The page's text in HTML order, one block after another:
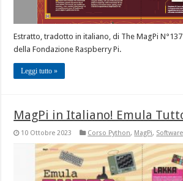
Estratto, tradotto in italiano, di The MagPi
della Fondazione Raspberry Pi.
Leggi tutto »
MagPi in Italiano! Emula
10 Ottobre 2023 Corso Python, MagPi, Software